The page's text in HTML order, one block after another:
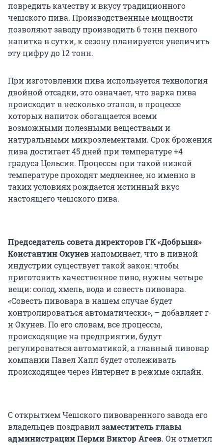
повредить качеству и вкусу традиционного
чешского пива. Производственные мощности
позволяют заводу производить 6 тонн пенного
напитка в сутки, к сезону планируется увеличить
эту цифру до 12 тонн.
При изготовлении пива используется технология
двойной отсадки, это означает, что варка пива
происходит в несколько этапов, в процессе
которых напиток обогащается всеми
возможными полезными веществами и
натуральными микроэлементами. Срок брожения
пива достигает 45 дней при температуре +4
градуса Цельсия. Процессы при такой низкой
температуре проходят медленнее, но именно в
таких условиях рождается истинный вкус
настоящего чешского пива.
Председатель совета директоров ГК «Добрыня»
Константин Окуневнапоминает, что в пивной
индустрии существует такой закон: чтобы
приготовить качественное пиво, нужны четыре
вещи: солод, хмель, вода и совесть пивовара.
«Совесть пивовара в нашем случае будет
контролироваться автоматически», – добавляет г-
н Окунев. По его словам, все процессы,
происходящие на предприятии, будут
регулироваться автоматикой, а главный пивовар
компании Павел Хапл будет отслеживать
происходящее через Интернет в режиме онлайн.
С открытием Чешского пивоваренного завода его
владельцев поздравилзаместитель главы
администрации Перми Виктор Агеев. Он отметил